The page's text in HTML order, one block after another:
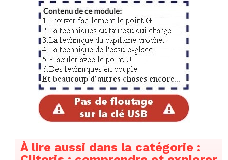
Le point G passé au crible
Méthode
: sur un groupe de femmes, des biopsies ont
antérieure et postérieure).
À lire aussi dans la catégorie :